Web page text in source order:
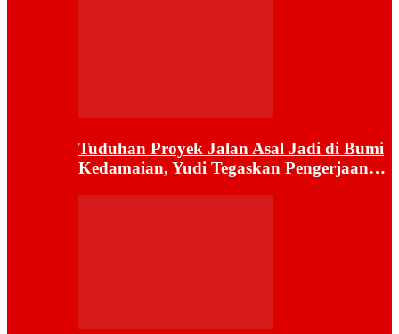
Tuduhan Proyek Jalan Asal Jadi di Bumi
Kedamaian, Yudi Tegaskan Pengerjaan…